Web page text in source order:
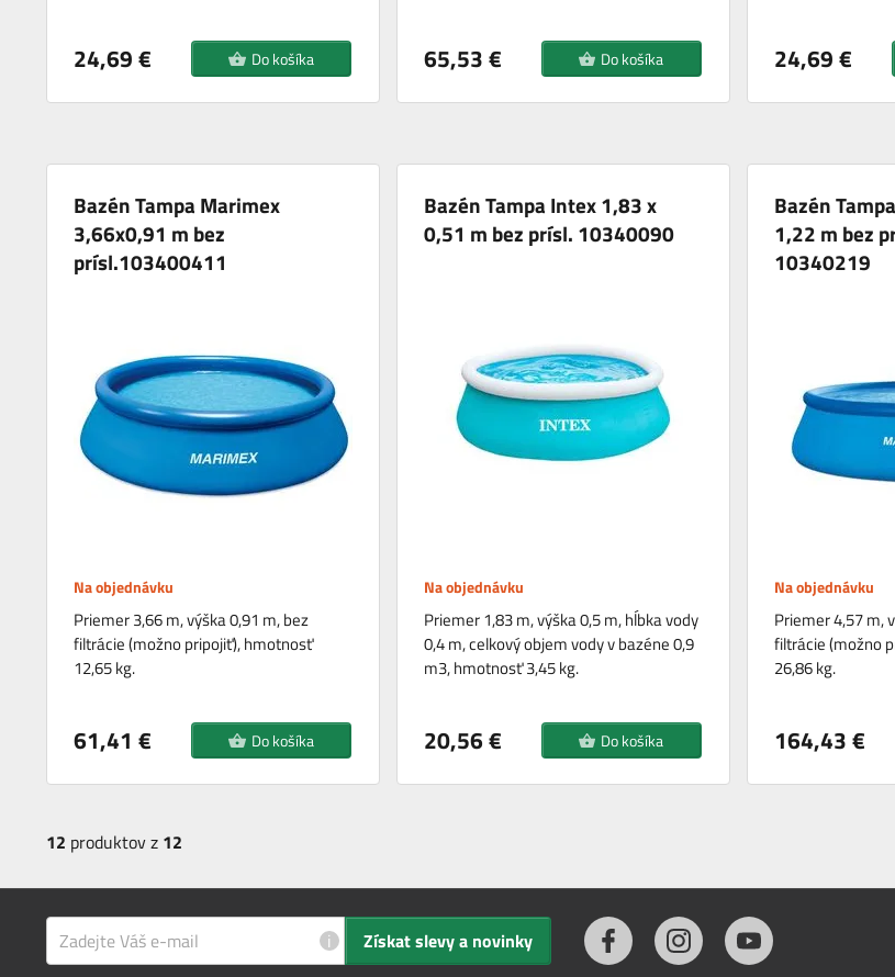
24,69 € Do košíka 65,53 € Do košíka 24,69 €
Bazén Tampa Marimex
3,66x0,91 m bez
prísl.103400411
Na objednávku
Priemer 3,66 m, výška 0,91 m, bez
filtrácie (možno pripojiť), hmotnosť
12,65 kg.
61,41 € Do košíka
Bazén Tampa Intex 1,83 x
0,51 m bez prísl. 10340090
Na objednávku
Priemer 1,83 m, výška 0,5 m, hĺbka vody
0,4 m, celkový objem vody v bazéne 0,9
m3, hmotnosť 3,45 kg.
20,56 € Do košíka
Bazén
1,22 m bez
10340219
Na objednávku
Priemer 4,57 m,
filtrácie (možno
26,86 kg.
164,43 €
12 produktov z 12
i Získat slevy a novinky